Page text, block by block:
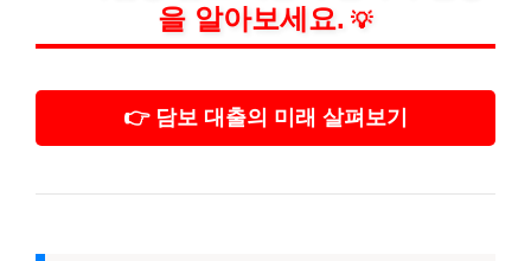
을 알아보세요. 💡
👉 담보 대출의 미래 살펴보기